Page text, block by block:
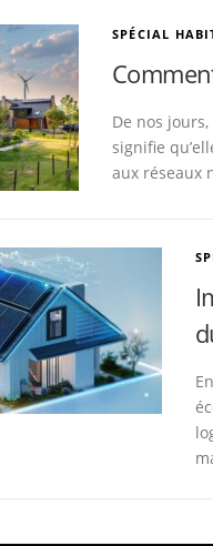
SPÉCIAL
De nos
signifie
aux réseaux